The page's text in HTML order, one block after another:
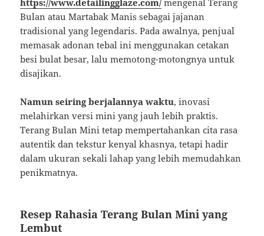
https://www.detailingglaze.com/mengenal Terang
Bulan atau Martabak Manis sebagai jajanan
tradisional yang legendaris. Pada awalnya, penjual
memasak adonan tebal ini menggunakan cetakan
besi bulat besar, lalu memotong-motongnya untuk
disajikan.
Namun seiring berjalannya waktu, inovasi
melahirkan versi mini yang jauh lebih praktis.
Terang Bulan Mini tetap mempertahankan cita rasa
autentik dan tekstur kenyal khasnya, tetapi hadir
dalam ukuran sekali lahap yang lebih memudahkan
penikmatnya.
Resep Rahasia Terang Bulan Mini yang
Lembut